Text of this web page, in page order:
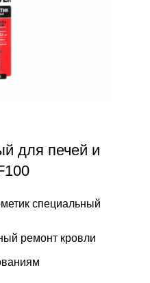
для печей и
специальный
ремонт кровли